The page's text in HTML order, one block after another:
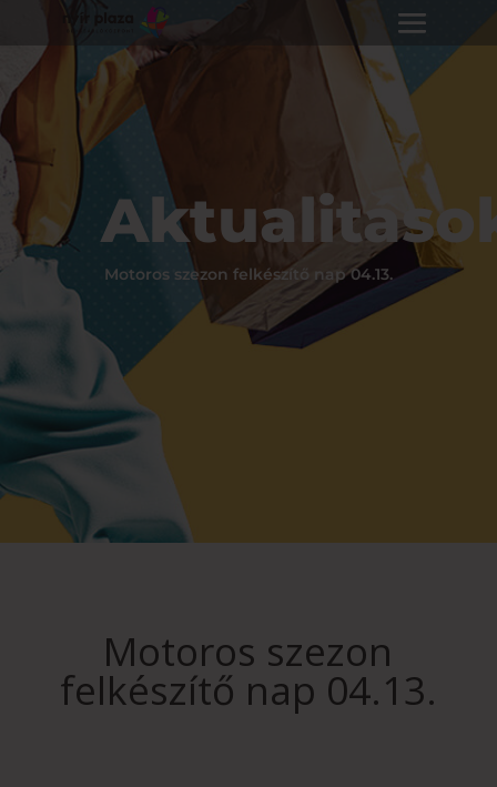
Motoros szezon felkészítő nap 04.13.
Motoros szezon
felkészítő nap 04.13.